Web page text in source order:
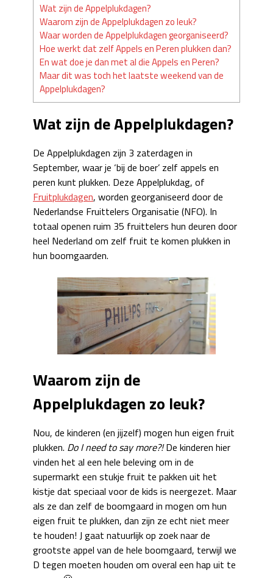
Wat zijn de Appelplukdagen?
Waarom zijn de Appelplukdagen zo leuk?
Waar worden de Appelplukdagen georganiseerd?
Hoe werkt dat zelf Appels en Peren plukken dan?
En wat doe je dan met al die Appels en Peren?
Maar dit was toch het laatste weekend van de
Appelplukdagen?
Wat zijn de Appelplukdagen?
De Appelplukdagen zijn 3 zaterdagen in
September, waar je ‘bij de boer’ zelf appels en
peren kunt plukken. Deze Appelplukdag, of
Fruitplukdagen, worden georganiseerd door de
Nederlandse Fruittelers Organisatie (NFO). In
totaal openen ruim 35 fruittelers hun deuren door
heel Nederland om zelf fruit te komen plukken in
hun boomgaarden.
Waarom zijn de
Appelplukdagen zo leuk?
Nou, de kinderen (en jijzelf) mogen hun eigen fruit
plukken. Do I need to say more?!De kinderen hier
vinden het al een hele beleving om in de
supermarkt een stukje fruit te pakken uit het
kistje dat speciaal voor de kids is neergezet. Maar
als ze dan zelf de boomgaard in mogen om hun
eigen fruit te plukken, dan zijn ze echt niet meer
te houden! J gaat natuurlijk op zoek naar de
grootste appel van de hele boomgaard, terwijl we
D tegen moeten houden om overal een hap uit te